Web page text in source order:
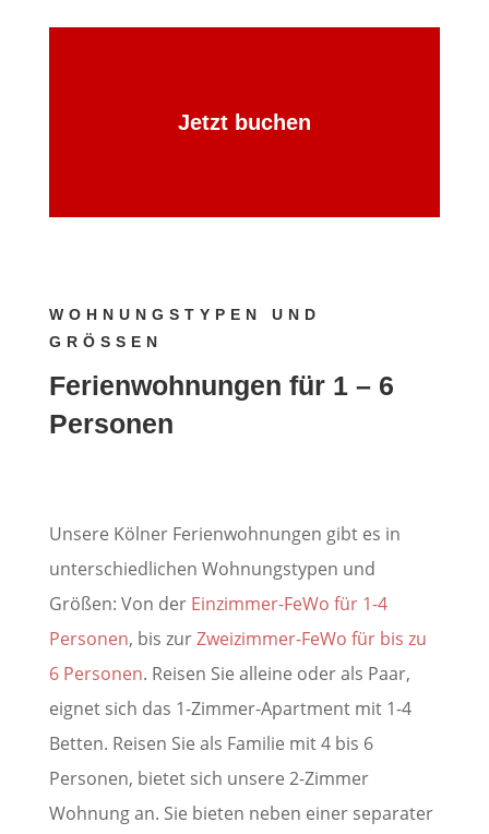
Jetzt buchen
WOHNUNGSTYPEN UND
GRÖSSEN
Ferienwohnungen für 1 – 6
Personen
Unsere Kölner Ferienwohnungen gibt es in
unterschiedlichen Wohnungstypen und
Größen: Von der Einzimmer-FeWo für 1-4
Personen, bis zurZweizimmer-FeWo für bis zu
6 Personen. Reisen Sie alleine oder als Paar,
eignet sich das 1-Zimmer-Apartment mit 1-4
Betten. Reisen Sie als Familie mit 4 bis 6
Personen, bietet sich unsere 2-Zimmer
Wohnung an. Sie bieten neben einer separater